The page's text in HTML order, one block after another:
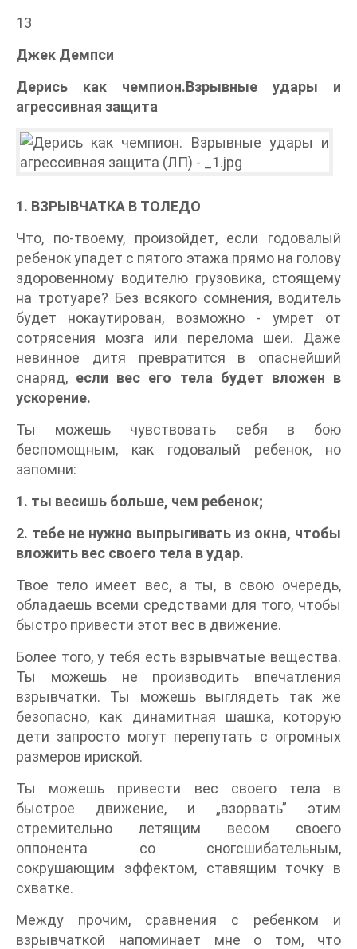
13
Джек Демпси
Дерись как чемпион.Взрывные удары и
агрессивная защита
1. ВЗРЫВЧАТКА В ТОЛЕДО
Что, по-твоему, произойдет, если годовалый
ребенок упадет с пятого этажа прямо на голову
здоровенному водителю грузовика, стоящему
на тротуаре? Без всякого сомнения, водитель
будет нокаутирован, возможно - умрет от
сотрясения мозга или перелома шеи. Даже
невинное дитя превратится в опаснейший
снаряд, если вес его тела будет вложен в
ускорение.
Ты можешь чувствовать себя в бою
беспомощным, как годовалый ребенок, но
запомни:
1. ты весишь больше, чем ребенок;
2. тебе не нужно выпрыгивать из окна, чтобы
вложить вес своего тела в удар.
Твое тело имеет вес, а ты, в свою очередь,
обладаешь всеми средствами для того, чтобы
быстро привести этот вес в движение.
Более того, у тебя есть взрывчатые вещества.
Ты можешь не производить впечатления
взрывчатки. Ты можешь выглядеть так же
безопасно, как динамитная шашка, которую
дети запросто могут перепутать с огромных
размеров ириской.
Ты можешь привести вес своего тела в
быстрое движение, и „взорвать” этим
стремительно летящим весом своего
оппонента со сногсшибательным,
сокрушающим эффектом, ставящим точку в
схватке.
Между прочим, сравнения с ребенком и
взрывчаткой напоминает мне о том, что